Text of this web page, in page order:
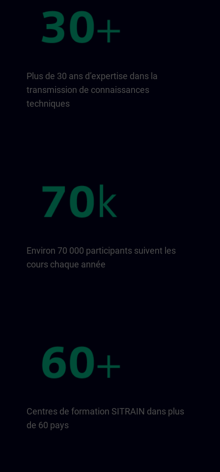
Plus de 30 ans d’expertise dans la
transmission de connaissances
techniques
Environ 70 000 participants suivent les
cours chaque année
Centres de formation SITRAIN dans plus
de 60 pays